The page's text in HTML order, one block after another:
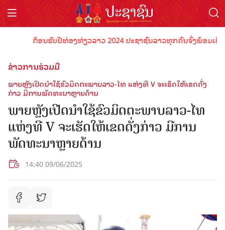
ຕ້ອນຮັບປີທ່ອງທ່ຽວລາວ 2024 ປະຊາຊົນລາວທຸກຄົນຈົ່ງພ້ອມເປັນ
ຂ່າວການຮ່ວມມື
ພາຍຫຼັງເປີດນໍາໃຊ້ຂົວມິດຕະພາບລາວ-ໄທ ແຫ່ງທີ V ຈະເຮັດໃຫ້ເຂດດັ່ງ
ກ່າວ ມີການພັດທະນາຫຼາຍດ້ານ
ພາຍຫຼັງເປີດນໍາໃຊ້ຂົວມິດຕະພາບລາວ-ໄທ
ແຫ່ງທີ V ຈະເຮັດໃຫ້ເຂດດັ່ງກ່າວ ມີການ
ພັດທະນາຫຼາຍດ້ານ
14:40 09/06/2025